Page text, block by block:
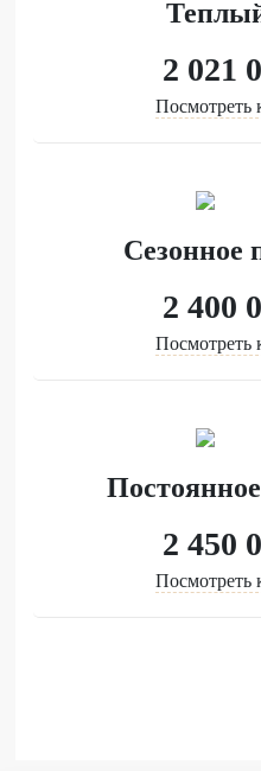
2 021
Посмотреть
Сезонное
2 400
Посмотреть
2 450
Посмотреть